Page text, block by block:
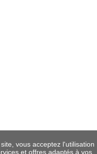
vous acceptez l'utilisation
et offres adaptés à vos